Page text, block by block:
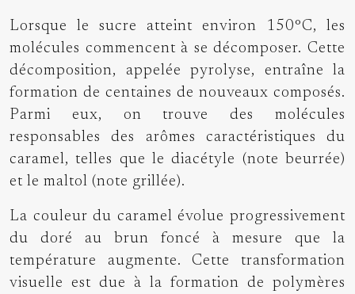
Lorsque le sucre atteint environ 150°C, les
molécules commencent à se décomposer. Cette
décomposition, appelée pyrolyse, entraîne la
formation de centaines de nouveaux composés.
Parmi eux, on trouve des molécules
responsables des arômes caractéristiques du
caramel, telles que le diacétyle (note beurrée)
et le maltol (note grillée).
La couleur du caramel évolue progressivement
du doré au brun foncé à mesure que la
température augmente. Cette transformation
visuelle est due à la formation de polymères